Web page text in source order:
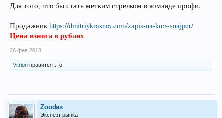
Для того, что бы стать метким стрелком в команде профи,
Продажникhttps://dmitriykrasnov.com/zapis-na-kurs-snajper/
Цена взноса в рублях
26 фев 2018
Vitrion нравится это.
Zoodas
Эксперт рынка